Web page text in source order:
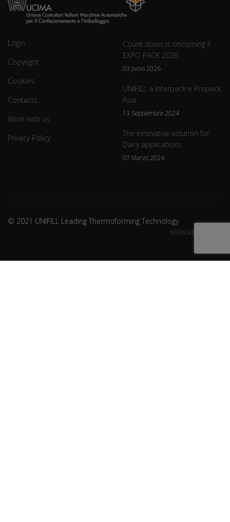
Login
Copyright
Cookies
Contacts
Work with us
Privacy Policy
Count down is oncoming !!
EXPO PACK 2026
03 Junio 2026
UNIFILL a Interpack e Propack
Asia.
13 Septiembre 2024
The innovative solution for
Dairy applications
07 Marzo 2024
© 2021 UNIFILL Leading Thermoforming Technology
WEBAGENCY CREDITS